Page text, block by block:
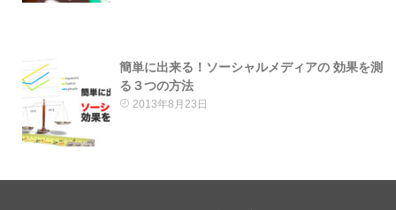
簡単に出来る！ソーシャルメディアの 効果を測
る３つの方法
2013年8月23日